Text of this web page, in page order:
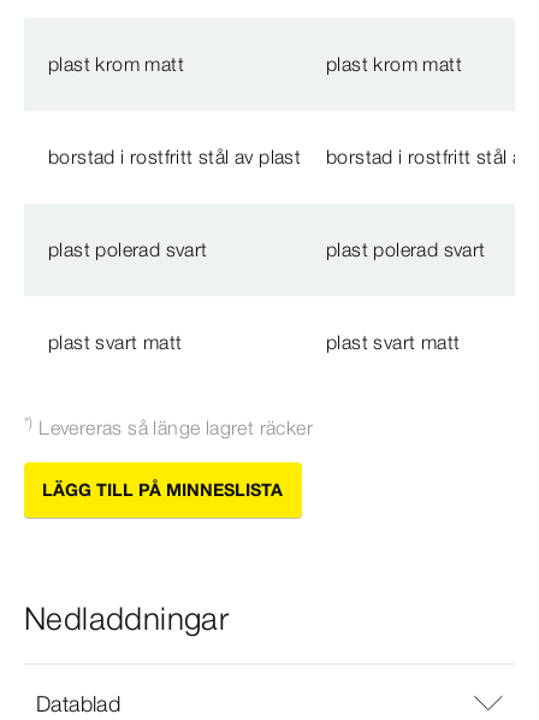
plast krom matt plast krom matt
borstad i rostfritt stål av plast borstad i rostfritt stål av
plast polerad svart plast polerad svart
plast svart matt plast svart matt
*) Levereras så länge lagret räcker
LÄGG TILL PÅ MINNESLISTA
Nedladdningar
Datablad